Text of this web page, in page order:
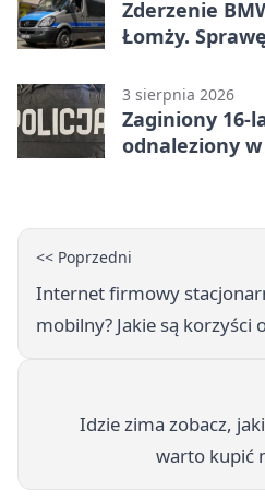
Zderzenie
Łomży.
3 sierpnia 2026
Zaginiony 16-
odnaleziony
<< Poprzedni
Internet firmowy
mobilny? Jakie są korzyści
Idzie zima zobacz,
warto kupić